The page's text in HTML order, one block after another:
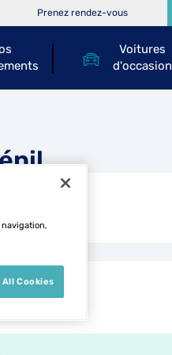
Voitures
d'occasion
Prenez rendez-vous
navigation,
Cookies